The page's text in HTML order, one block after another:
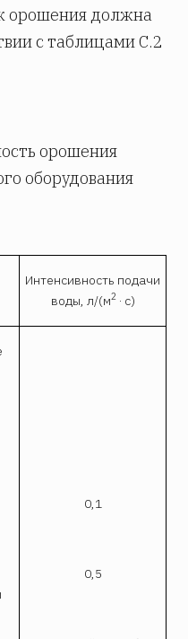
орошения должна
с таблицами С.2
орошения
оборудования
Интенсивность подачи
воды, л/(м2· с)
0,1
0,5